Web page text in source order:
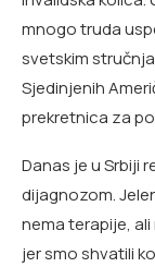
mnogo truda
svetskim
Sjedinjenih
prekretnica za
Danas je u Srbiji
dijagnozom.
nema terapije,
jer smo shvatili